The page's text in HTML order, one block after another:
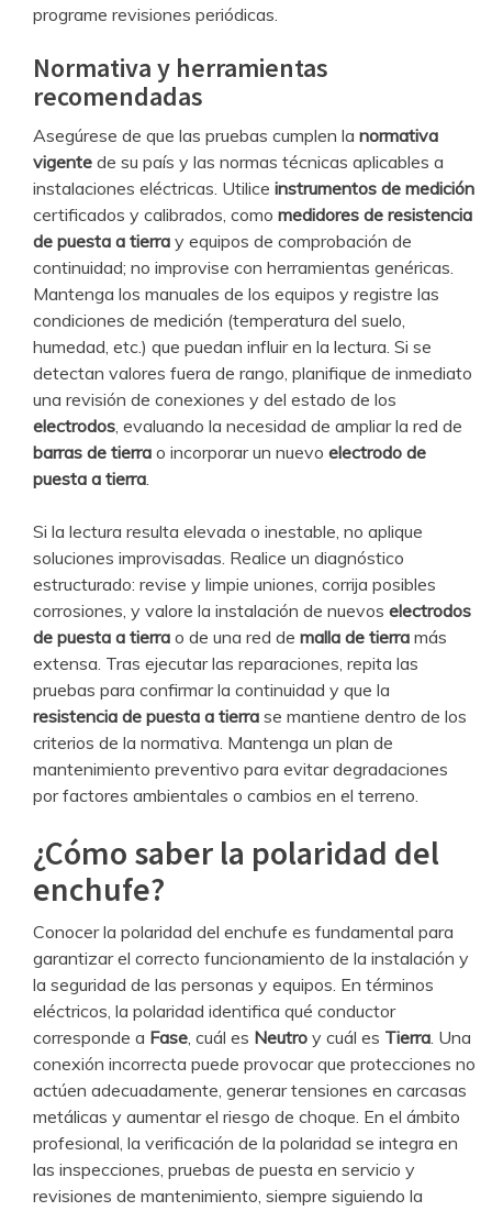
programe revisiones periódicas.
Normativa y herramientas
recomendadas
Asegúrese de que las pruebas cumplen la normativa
vigente de su país y las normas técnicas aplicables a
instalaciones eléctricas. Utilice instrumentos de medición
certificados y calibrados, como medidores de resistencia
de puesta a tierra y equipos de comprobación de
continuidad; no improvise con herramientas genéricas.
Mantenga los manuales de los equipos y registre las
condiciones de medición (temperatura del suelo,
humedad, etc.) que puedan influir en la lectura. Si se
detectan valores fuera de rango, planifique de inmediato
una revisión de conexiones y del estado de los
electrodos , evaluando la necesidad de ampliar la red de
barras de tierra o incorporar un nuevo electrodo de
puesta a tierra
Si la lectura resulta elevada o inestable, no aplique
soluciones improvisadas. Realice un diagnóstico
estructurado: revise y limpie uniones, corrija posibles
corrosiones, y valore la instalación de nuevos electrodos
de puesta a tierra o de una red de malla de tierra más
extensa. Tras ejecutar las reparaciones, repita las
pruebas para confirmar la continuidad y que la
resistencia de puesta a tierra se mantiene dentro de los
criterios de la normativa. Mantenga un plan de
mantenimiento preventivo para evitar degradaciones
por factores ambientales o cambios en el terreno.
¿Cómo saber la polaridad del
enchufe?
Conocer la polaridad del enchufe es fundamental para
garantizar el correcto funcionamiento de la instalación y
la seguridad de las personas y equipos. En términos
eléctricos, la polaridad identifica qué conductor
corresponde a Fase , cuál es Neutro y cuál es Tierra . Una
conexión incorrecta puede provocar que protecciones no
actúen adecuadamente, generar tensiones en carcasas
metálicas y aumentar el riesgo de choque. En el ámbito
profesional, la verificación de la polaridad se integra en
las inspecciones, pruebas de puesta en servicio y
revisiones de mantenimiento, siempre siguiendo la